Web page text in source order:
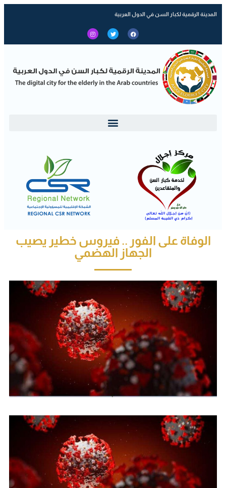
المدينة الرقمية لكبار السن في الدول العربية
الوفاة على الفور .. فيروس خطير يصيب
الجهاز الهضمي